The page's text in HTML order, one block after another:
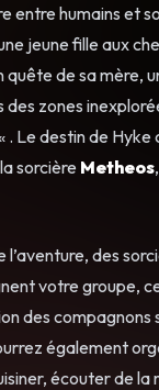
entre humains et
jeune fille aux
de sa mère,
des zones
. Le destin de Hyke
sorcière Metheos
l’aventure, des
votre groupe,
des compagnons
également
écouter de la